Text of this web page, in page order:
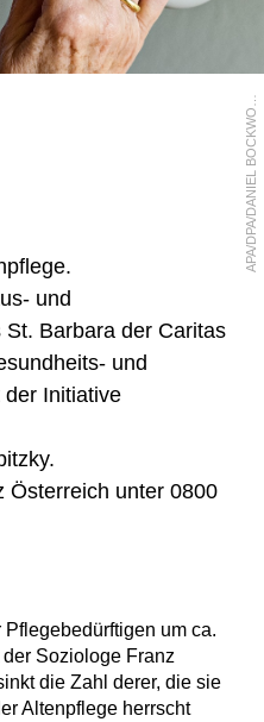
A
P
A
/
D
P
A
/
D
A
N
I
E
L
B
O
C
K
W
O
L
D
T
und
Barbara der Caritas
und
der Initiative
Österreich unter 0800
um ca.
Soziologe Franz
die Zahl derer, die sie
Altenpflege herrscht